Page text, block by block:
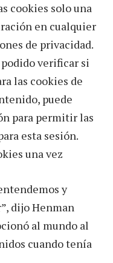
cookies solo una
en cualquier
de privacidad.
verificar si
las cookies de
puede
para permitir las
esta sesión.
una vez
y
dijo Henman
al mundo al
cuando tenía